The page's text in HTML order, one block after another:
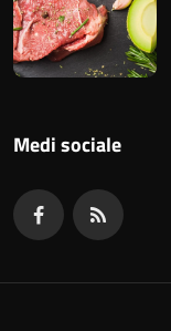
Medi sociale